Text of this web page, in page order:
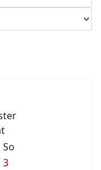
So
3